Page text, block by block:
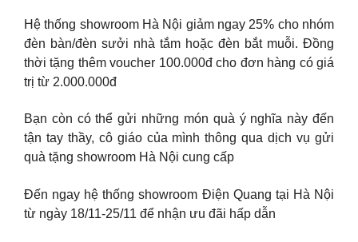
Hệ thống showroom Hà Nội giảm ngay 25% cho nhóm
đèn bàn/đèn sưởi nhà tắm hoặc đèn bắt muỗi. Đồng
thời tặng thêm voucher 100.000đ cho đơn hàng có giá
trị từ 2.000.000đ
Bạn còn có thể gửi những món quà ý nghĩa này đến
tận tay thầy, cô giáo của mình thông qua dịch vụ gửi
quà tặng showroom Hà Nội cung cấp
Đến ngay hệ thống showroom Điện Quang tại Hà Nội
từ ngày 18/11-25/11 để nhận ưu đãi hấp dẫn